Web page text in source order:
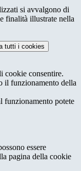
si avvalgono di
finalità illustrate nella
tutti i cookies
cookie consentire.
il funzionamento della
funzionamento potete
essere
pagina della cookie